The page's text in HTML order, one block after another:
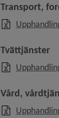
Transport,
Tvättjänster
Vård,